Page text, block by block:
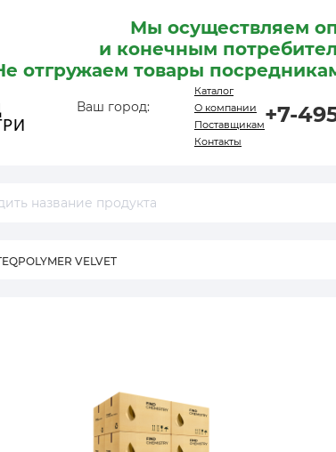
Мы осуществляем
и конечным
отгружаем товары
Ваш город:
Каталог
О компании
Поставщикам
Контакты
+7-
VELVET